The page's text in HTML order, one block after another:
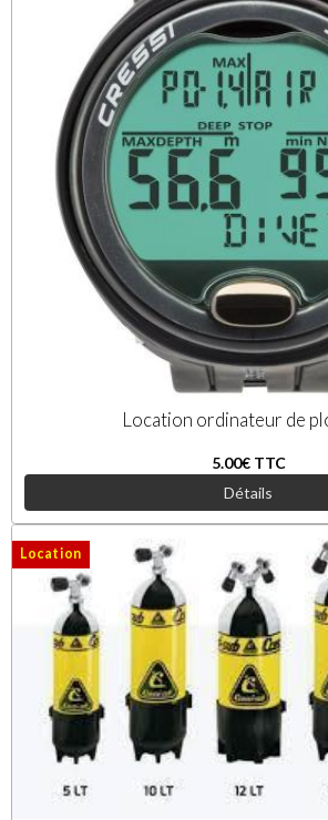
Location ordinateur de
5.00€ TTC
Détails
Location